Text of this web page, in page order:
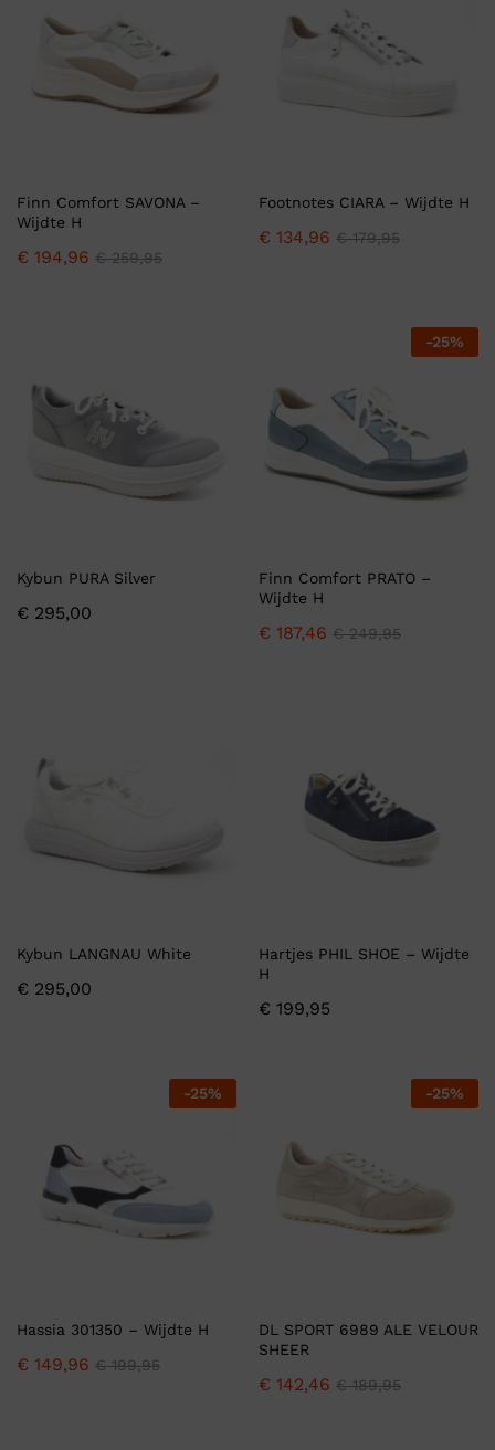
Finn Comfort SAVONA –
Wijdte H
€ 194,96 €259,95
Footnotes CIARA – Wijdte H
€ 134,96 €179,95
Kybun PURA Silver
€ 295,00
-25%
Finn Comfort PRATO –
Wijdte H
€ 187,46 €249,95
Kybun LANGNAU White
€ 295,00
Hartjes PHIL SHOE – Wijdte
H
€ 199,95
-25%
Hassia 301350 – Wijdte H
€ 149,96 €199,95
-25%
DL SPORT 6989 ALE VELOUR
SHEER
€ 142,46 €189,95